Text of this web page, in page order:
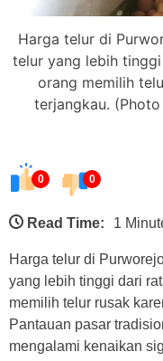
Harga telur di
telur yang lebih
orang memilih
terjangkau.
0 0
Read Time: 1
Harga telur di
yang lebih tinggi dari
memilih telur rusak
Pantauan pasar
mengalami kenaikan